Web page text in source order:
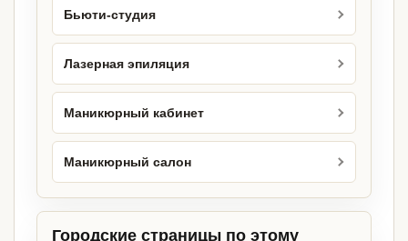
Бьюти-студия
Лазерная эпиляция
Маникюрный кабинет
Маникюрный салон
Городские страницы по этому